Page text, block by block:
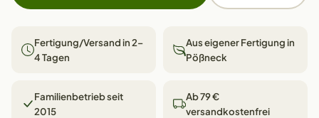
Fertigung/Versand in 2–
4 Tagen
Aus eigener Fertigung in
Pößneck
Familienbetrieb seit
2015
Ab 79 €
versandkostenfrei